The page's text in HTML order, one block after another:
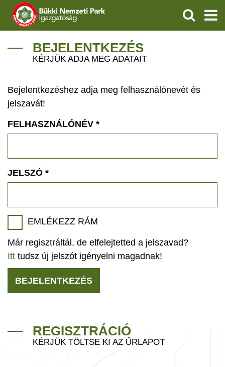
IGAZGATÓSÁG
VÍZVÉDELEM
ÖKOTURIZMUS
GEOPARKOK
KERESÉS
BEJELENTKEZÉS
KÉRJÜK ADJA MEG ADATAIT
Bejelentkezéshez adja meg felhasználónevét és
jelszavát!
FELHASZNÁLÓNÉV *
JELSZÓ *
EMLÉKEZZ RÁM
Már regisztráltál, de elfelejtetted a jelszavad?
Itt tudsz új jelszót igényelni magadnak!
BEJELENTKEZÉS
REGISZTRÁCIÓ
KÉRJÜK TÖLTSE KI AZ ŰRLAPOT